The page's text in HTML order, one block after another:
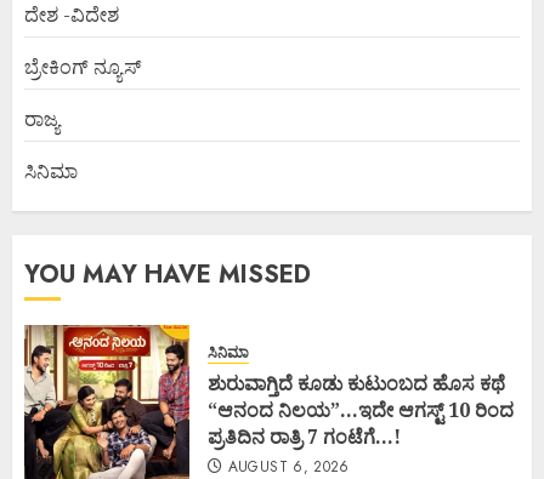
ದೇಶ -ವಿದೇಶ
ಬ್ರೇಕಿಂಗ್ ನ್ಯೂಸ್
ರಾಜ್ಯ
ಸಿನಿಮಾ
YOU MAY HAVE MISSED
ಸಿನಿಮಾ
ಶುರುವಾಗ್ತಿದೆ ಕೂಡು ಕುಟುಂಬದ ಹೊಸ ಕಥೆ
“ಆನಂದ ನಿಲಯ”…ಇದೇ ಆಗಸ್ಟ್ 10 ರಿಂದ
ಪ್ರತಿದಿನ ರಾತ್ರಿ 7 ಗಂಟೆಗೆ…!
AUGUST 6, 2026